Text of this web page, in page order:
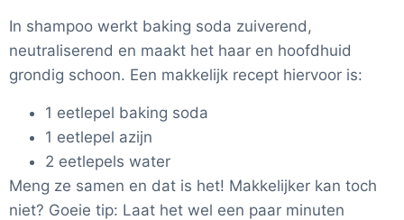
In shampoo werkt baking soda zuiverend,
neutraliserend en maakt het haar en hoofdhuid
grondig schoon. Een makkelijk recept hiervoor is:
1 eetlepel baking soda
1 eetlepel azijn
2 eetlepels water
Meng ze samen en dat is het! Makkelijker kan toch
niet? Goeie tip: Laat het wel een paar minuten